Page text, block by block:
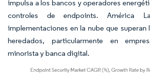
impulsa a los bancos y operadores
controles de endpoints. América
implementaciones en la nube que superan
heredados, particularmente en
minorista y banca digital.